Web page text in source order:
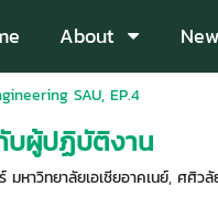
About
SAU, EP.4
บผู้ปฏิบัติงาน
หาวิทยาลัยเอเชียอาคเนย์, ศศิวลั